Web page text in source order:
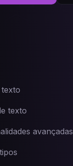
texto
avançadas